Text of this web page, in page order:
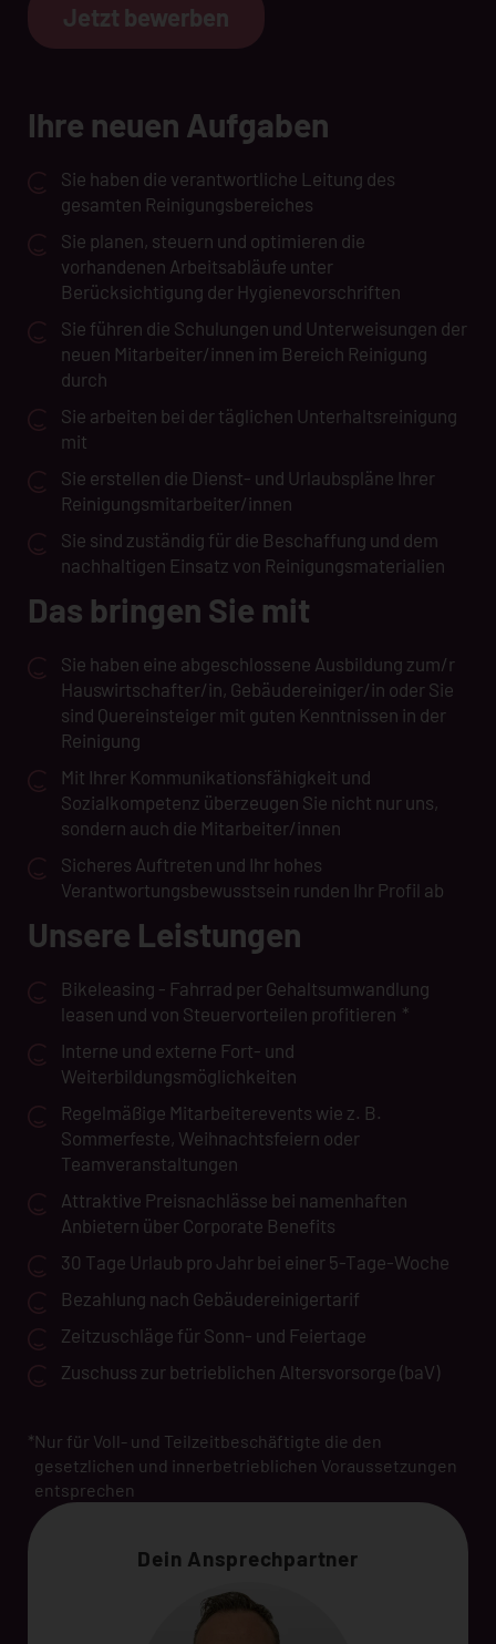
Jetzt bewerben
Dein Ansprechpartner
Ihre neuen Aufgaben
Sie haben die verantwortliche Leitung des
gesamten Reinigungsbereiches
Sie planen, steuern und optimieren die
vorhandenen Arbeitsabläufe unter
Berücksichtigung der Hygienevorschriften
Sie führen die Schulungen und Unterweisungen der
neuen Mitarbeiter/innen im Bereich Reinigung
durch
Sie arbeiten bei der täglichen Unterhaltsreinigung
mit
Sie erstellen die Dienst- und Urlaubspläne Ihrer
Reinigungsmitarbeiter/innen
Sie sind zuständig für die Beschaffung und dem
nachhaltigen Einsatz von Reinigungsmaterialien
Das bringen Sie mit
Sie haben eine abgeschlossene Ausbildung zum/r
Hauswirtschafter/in, Gebäudereiniger/in oder Sie
sind Quereinsteiger mit guten Kenntnissen in der
Reinigung
Mit Ihrer Kommunikationsfähigkeit und
Sozialkompetenz überzeugen Sie nicht nur uns,
sondern auch die Mitarbeiter/innen
Sicheres Auftreten und Ihr hohes
Verantwortungsbewusstsein runden Ihr Profil ab
Unsere Leistungen
Bikeleasing - Fahrrad per Gehaltsumwandlung
leasen und von Steuervorteilen profitieren *
Interne und externe Fort- und
Weiterbildungsmöglichkeiten
Regelmäßige Mitarbeiterevents wie z. B.
Sommerfeste, Weihnachtsfeiern oder
Teamveranstaltungen
Attraktive Preisnachlässe bei namenhaften
Anbietern über Corporate Benefits
30 Tage Urlaub pro Jahr bei einer 5-Tage-Woche
Bezahlung nach Gebäudereinigertarif
Zeitzuschläge für Sonn- und Feiertage
Zuschuss zur betrieblichen Altersvorsorge (baV)
*Nur für Voll- und Teilzeitbeschäftigte die den
gesetzlichen und innerbetrieblichen Voraussetzungen
entsprechen